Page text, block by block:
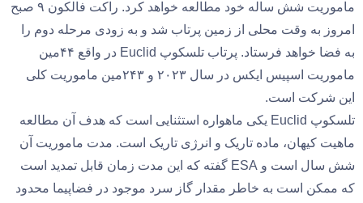
ماموریت شش ساله خود مطالعه خواهد کرد. راکت فالکون ۹ صبح
امروز به وقت محلی از زمین پرتاب شد و به زودی مرحله دوم را
به فضا خواهد فرستاد. پرتاب تلسکوپ Euclid در واقع ۴۴مین
ماموریت اسپیس ایکس در سال ۲۰۲۳ و ۲۴۳مین ماموریت کلی
این شرکت است.
تلسکوپ Euclid یکی ماهواره استثنایی است که هدف آن مطالعه
ماهیت کیهان، ماده تاریک و انرژی تاریک است. مدت ماموریت آن
شش سال است و ESA گفته که این مدت زمان قابل تمدید است
که ممکن است به خاطر مقدار گاز سرد موجود در فضاپیما محدود